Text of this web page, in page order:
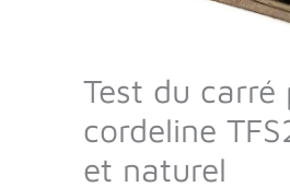
Test du carré
cordeline
et naturel